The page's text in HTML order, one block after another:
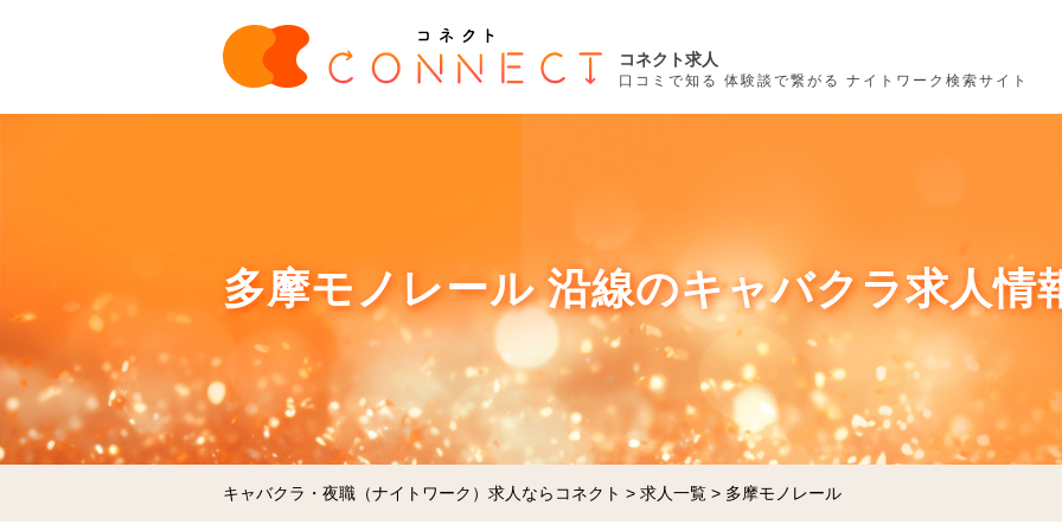
コネクト求人
口コミで知る 体験談で繋がる ナイトワーク検索サイト
多摩モノレール 沿線のキャバクラ求人情
キャバクラ・夜職（ナイトワーク）求人ならコネクト > 求人一覧 > 多摩モノレール